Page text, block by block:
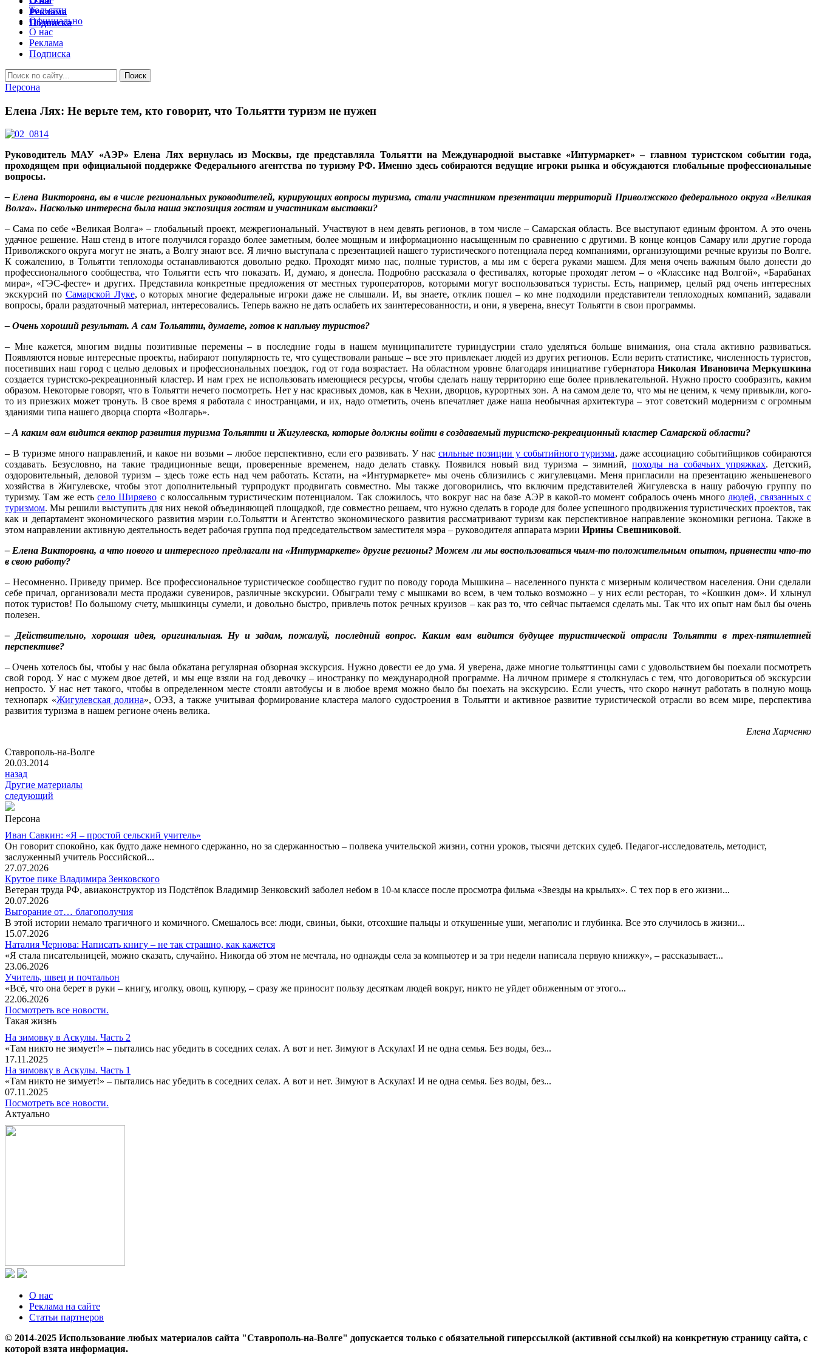
Тольятти
Официально
О нас
Реклама
Подписка
Персона
Елена Лях: Не верьте тем, кто говорит, что Тольятти туризм не нужен
Руководитель МАУ «АЭР» Елена Лях вернулась из Москвы, где представляла Тольятти на Международной выставке «Интурмаркет» – главном туристском событии года,
проходящем при официальной поддержке Федерального агентства по туризму РФ. Именно здесь собираются ведущие игроки рынка и обсуждаются глобальные профессиональные
вопросы.
– Елена Викторовна, вы в числе региональных руководителей, курирующих вопросы туризма, стали участником презентации территорий Приволжского федерального округа «Великая
Волга». Насколько интересна была наша экспозиция гостям и участникам выставки?
– Сама по себе «Великая Волга» – глобальный проект, межрегиональный. Участвуют в нем девять регионов, в том числе – Самарская область. Все выступают единым фронтом. А это очень
удачное решение. Наш стенд в итоге получился гораздо более заметным, более мощным и информационно насыщенным по сравнению с другими. В конце концов Самару или другие города
Приволжского округа могут не знать, а Волгу знают все. Я лично выступала с презентацией нашего туристического потенциала перед компаниями, организующими речные круизы по Волге.
К сожалению, в Тольятти теплоходы останавливаются довольно редко. Проходят мимо нас, полные туристов, а мы им с берега руками машем. Для меня очень важным было донести до
профессионального сообщества, что Тольятти есть что показать. И, думаю, я донесла. Подробно рассказала о фестивалях, которые проходят летом – о «Классике над Волгой», «Барабанах
мира», «ГЭС-фесте» и других. Представила конкретные предложения от местных туроператоров, которыми могут воспользоваться туристы. Есть, например, целый ряд очень интересных
экскурсий по Самарской Луке, о которых многие федеральные игроки даже не слышали. И, вы знаете, отклик пошел – ко мне подходили представители теплоходных компаний, задавали
вопросы, брали раздаточный материал, интересовались. Теперь важно не дать ослабеть их заинтересованности, и они, я уверена, внесут Тольятти в свои программы.
– Очень хороший результат. А сам Тольятти, думаете, готов к наплыву туристов?
– Мне кажется, многим видны позитивные перемены – в последние годы в нашем муниципалитете туриндустрии стало уделяться больше внимания, она стала активно развиваться.
Появляются новые интересные проекты, набирают популярность те, что существовали раньше – все это привлекает людей из других регионов. Если верить статистике, численность туристов,
посетивших наш город с целью деловых и профессиональных поездок, год от года возрастает. На областном уровне благодаря инициативе губернатораНиколая Ивановича Меркушкина
создается туристско-рекреационный кластер. И нам грех не использовать имеющиеся ресурсы, чтобы сделать нашу территорию еще более привлекательной. Нужно просто сообразить, каким
образом. Некоторые говорят, что в Тольятти нечего посмотреть. Нет у нас красивых домов, как в Чехии, дворцов, курортных зон. А на самом деле то, что мы не ценим, к чему привыкли, кого-
то из приезжих может тронуть. В свое время я работала с иностранцами, и их, надо отметить, очень впечатляет даже наша необычная архитектура – этот советский модернизм с огромным
зданиями типа нашего дворца спорта «Волгарь».
– А каким вам видится вектор развития туризма Тольятти и Жигулевска, которые должны войти в создаваемый туристско-рекреационный кластер Самарской области?
– В туризме много направлений, и какое ни возьми – любое перспективно, если его развивать. У нас сильные позиции у событийного туризма, даже ассоциацию событийщиков собираются
создавать. Безусловно, на такие традиционные вещи, проверенные временем, надо делать ставку. Появился новый вид туризма – зимний,походы на собачьих упряжках. Детский,
оздоровительный, деловой туризм – здесь тоже есть над чем работать. Кстати, на «Интурмаркете» мы очень сблизились с жигулевцами. Меня пригласили на презентацию женьшеневого
хозяйства в Жигулевске, чтобы этот дополнительный турпродукт продвигать совместно. Мы также договорились, что включим представителей Жигулевска в нашу рабочую группу по
туризму. Там же естьсело Ширяево с колоссальным туристическим потенциалом. Так сложилось, что вокруг нас на базе АЭР в какой-то момент собралось очень многолюдей, связанных с
туризмом. Мы решили выступить для них некой объединяющей площадкой, где совместно решаем, что нужно сделать в городе для более успешного продвижения туристических проектов, так
как и департамент экономического развития мэрии г.о.Тольятти и Агентство экономического развития рассматривают туризм как перспективное направление экономики региона. Также в
этом направлении активную деятельность ведет рабочая группа под председательством заместителя мэра – руководителя аппарата мэрии Ирины Свешниковой.
– Елена Викторовна, а что нового и интересного предлагали на «Интурмаркете» другие регионы? Можем ли мы воспользоваться чьим-то положительным опытом, привнести что-то
в свою работу?
– Несомненно. Приведу пример. Все профессиональное туристическое сообщество гудит по поводу города Мышкина – населенного пункта с мизерным количеством населения. Они сделали
себе причал, организовали места продажи сувениров, различные экскурсии. Обыграли тему с мышками во всем, в чем только возможно – у них если ресторан, то «Кошкин дом». И хлынул
поток туристов! По большому счету, мышкинцы сумели, и довольно быстро, привлечь поток речных круизов – как раз то, что сейчас пытаемся сделать мы. Так что их опыт нам был бы очень
полезен.
– Действительно, хорошая идея, оригинальная. Ну и задам, пожалуй, последний вопрос. Каким вам видится будущее туристической отрасли Тольятти в трех-пятилетней
перспективе?
– Очень хотелось бы, чтобы у нас была обкатана регулярная обзорная экскурсия. Нужно довести ее до ума. Я уверена, даже многие тольяттинцы сами с удовольствием бы поехали посмотреть
свой город. У нас с мужем двое детей, и мы еще взяли на год девочку – иностранку по международной программе. На личном примере я столкнулась с тем, что договориться об экскурсии
непросто. У нас нет такого, чтобы в определенном месте стояли автобусы и в любое время можно было бы поехать на экскурсию. Если учесть, что скоро начнут работать в полную мощь
технопарк «Жигулевская долина», ОЭЗ, а также учитывая формирование кластера малого судостроения в Тольятти и активное развитие туристической отрасли во всем мире, перспектива
развития туризма в нашем регионе очень велика.
Елена Харченко
Ставрополь-на-Волге
20.03.2014
назад
Другие материалы
следующий
Персона
Иван Савкин: «Я – простой сельский учитель»
Он говорит спокойно, как будто даже немного сдержанно, но за сдержанностью – полвека учительской жизни, сотни уроков, тысячи детских судеб. Педагог-исследователь, методист,
заслуженный учитель Российской...
27.07.2026
Крутое пике Владимира Зенковского
Ветеран труда РФ, авиаконструктор из Подстёпок Владимир Зенковский заболел небом в 10-м классе после просмотра фильма «Звезды на крыльях». С тех пор в его жизни...
20.07.2026
Выгорание от… благополучия
В этой истории немало трагичного и комичного. Смешалось все: люди, свиньи, быки, отсохшие пальцы и откушенные уши, мегаполис и глубинка. Все это случилось в жизни...
15.07.2026
Наталия Чернова: Написать книгу – не так страшно, как кажется
«Я стала писательницей, можно сказать, случайно. Никогда об этом не мечтала, но однажды села за компьютер и за три недели написала первую книжку», – рассказывает...
23.06.2026
Учитель, швец и почтальон
«Всё, что она берет в руки – книгу, иголку, овощ, купюру, – сразу же приносит пользу десяткам людей вокруг, никто не уйдет обиженным от этого...
22.06.2026
Посмотреть все новости.
Такая жизнь
На зимовку в Аскулы. Часть 2
«Там никто не зимует!» – пытались нас убедить в соседних селах. А вот и нет. Зимуют в Аскулах! И не одна семья. Без воды, без...
17.11.2025
На зимовку в Аскулы. Часть 1
«Там никто не зимует!» – пытались нас убедить в соседних селах. А вот и нет. Зимуют в Аскулах! И не одна семья. Без воды, без...
07.11.2025
Посмотреть все новости.
Актуально
О нас
Реклама на сайте
Статьи партнеров
© 2014-2025 Использование любых материалов сайта "Ставрополь-на-Волге" допускается только с обязательной гиперссылкой (активной ссылкой) на конкретную страницу сайта, с
которой взята информация.
Реклама
Подписка